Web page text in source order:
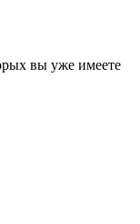
вы уже имеете